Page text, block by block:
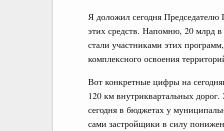
Я доложил сегодня Председателю
этих средств. Напомню, 20 млрд
стали участниками этих
комплексного освоения
Вот конкретные цифры на
120 км внутриквартальных
сегодня в бюджетах у
сами застройщики в силу